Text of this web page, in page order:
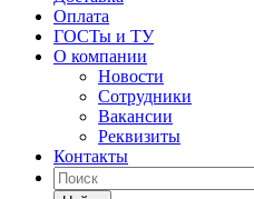
Оплата
ГОСТы и ТУ
О компании
Новости
Сотрудники
Вакансии
Реквизиты
Контакты